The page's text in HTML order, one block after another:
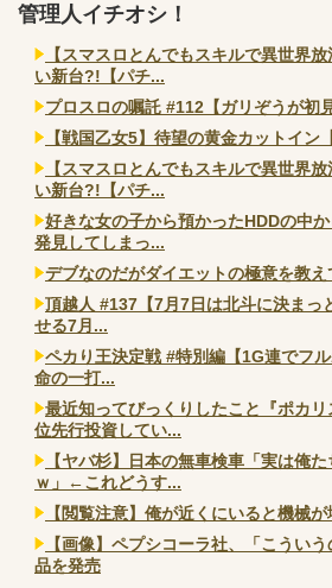
管理人イチオシ！
【スマスロとんでもスキルで異世界
い新台?!【パチ...
プロスロの嘱託 #112【ガリぞうが初
【戦国乙女5】待望の黄金カットイン
【スマスロとんでもスキルで異世界
い新台?!【パチ...
好きな女の子から預かったHDDの中
発見してしまっ...
デブなのだがダイエットの極意を教え
頂越人 #137【7月7日は北斗に決まっ
せる7月...
ペカり王決定戦 #特別編【1G連でフ
命の一打...
最近知ってびっくりしたこと『ポカ
位先行投資してい...
【ヤバ杉】日本の無車検車「実は俺
ｗ」←これどうす...
【閲覧注意】俺が近くにいると機械
【画像】ペプシコーラ社、「こうい
品を発売